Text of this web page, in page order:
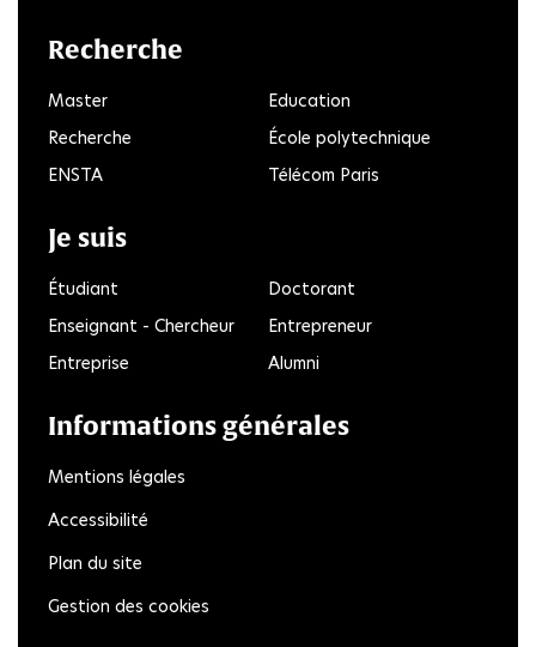
Recherche
Master
Education
Recherche
École polytechnique
ENSTA
Télécom Paris
Je suis
Étudiant
Doctorant
Enseignant - Chercheur
Entrepreneur
Entreprise
Alumni
Informations générales
Mentions légales
Accessibilité
Plan du site
Gestion des cookies